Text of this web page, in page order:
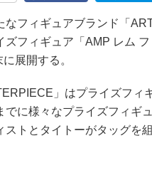
フィギュアブランド「
ズフィギュア「AMP レム
展開する。
」はプライズフィ
でに様々なプライズフィギ
ストとタイトーがタッグを